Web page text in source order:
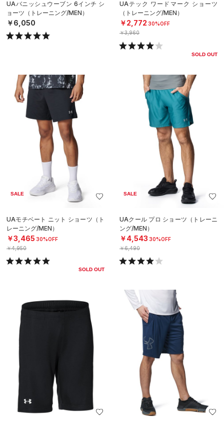
UAバニッシュウーブン 6インチ シ
ョーツ（トレーニング/MEN）
￥6,050
UAテック ワードマーク ショーツ
（トレーニング/MEN）
￥2,772 30%OFF
￥3,960
SOLD OUT
SALE
UAモチベート ニット ショーツ（ト
レーニング/MEN）
￥3,465 30%OFF
￥4,950
SOLD OUT
SALE
UAクール プロ ショーツ（トレーニ
ング/MEN）
￥4,543 30%OFF
￥6,490